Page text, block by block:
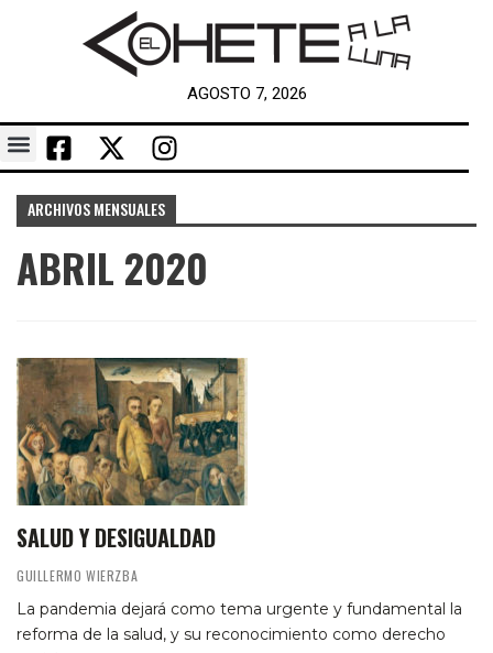
AGOSTO 7, 2026
ARCHIVOS MENSUALES
ABRIL 2020
SALUD Y DESIGUALDAD
GUILLERMO WIERZBA
La pandemia dejará como tema urgente y fundamental la
reforma de la salud, y su reconocimiento como derecho